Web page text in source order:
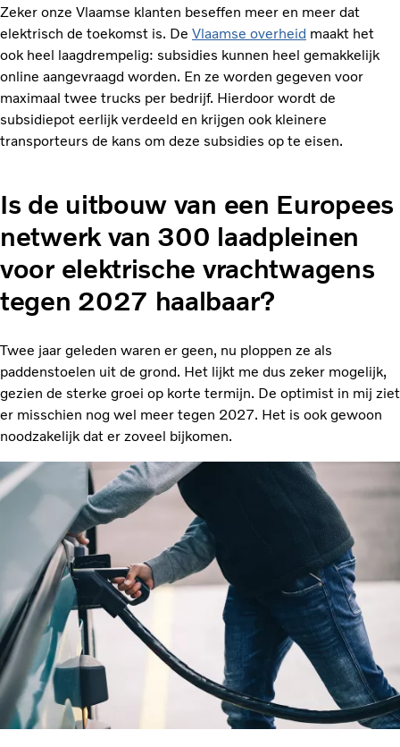
Zeker onze Vlaamse klanten beseffen meer en meer dat
elektrisch de toekomst is. De Vlaamse overheid maakt het
ook heel laagdrempelig: subsidies kunnen heel gemakkelijk
online aangevraagd worden. En ze worden gegeven voor
maximaal twee trucks per bedrijf. Hierdoor wordt de
subsidiepot eerlijk verdeeld en krijgen ook kleinere
transporteurs de kans om deze subsidies op te eisen.
Is de uitbouw van een Europees
netwerk van 300 laadpleinen
voor elektrische vrachtwagens
tegen 2027 haalbaar?
Twee jaar geleden waren er geen, nu ploppen ze als
paddenstoelen uit de grond. Het lijkt me dus zeker mogelijk,
gezien de sterke groei op korte termijn. De optimist in mij ziet
er misschien nog wel meer tegen 2027. Het is ook gewoon
noodzakelijk dat er zoveel bijkomen.